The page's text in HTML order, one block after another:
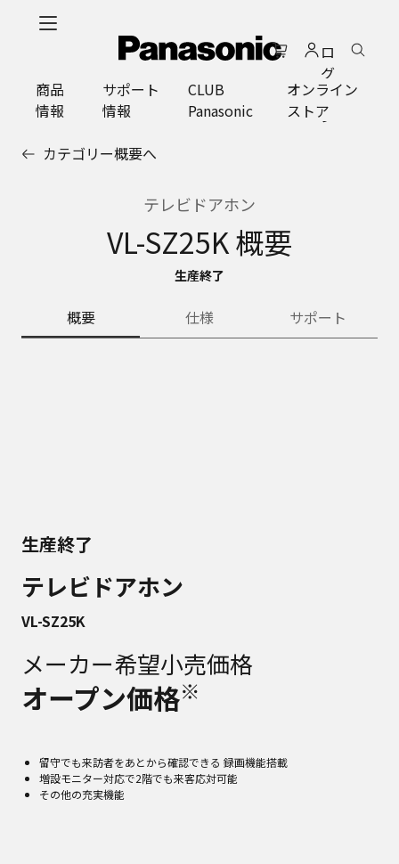
ロ
グ
イ
ン
商品
情報
サポート
情報
CLUB
Panasonic
オンライン
ストア
カテゴリー概要へ
テレビドアホン
VL-SZ25K 概要
生産終了
概要 仕様 サポート
生産終了
テレビドアホン
VL-SZ25K
メーカー希望小売価格
オープン価格※
留守でも来訪者をあとから確認できる 録画機能搭載
増設モニター対応で2階でも来客応対可能
その他の充実機能